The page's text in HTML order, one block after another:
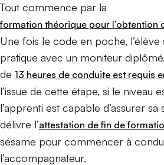
Tout commence par la
formation théorique pour l’obtention
Une fois le code en poche, l’élève
pratique avec un moniteur
de 13 heures de conduite est requis
l’issue de cette étape, si le niveau
l’apprenti est capable d’assurer
délivre l’attestation de fin de
sésame pour commencer à
l’accompagnateur.